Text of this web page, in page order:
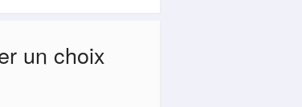
un choix